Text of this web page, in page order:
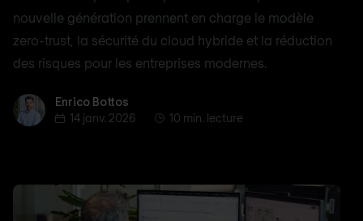
nouvelle génération prennent en charge le modèle
zero-trust, la sécurité du cloud hybride et la réduction
des risques pour les entreprises modernes.
Enrico BottosEnrico Bottos
14 janv. 2026
10 min. lecture